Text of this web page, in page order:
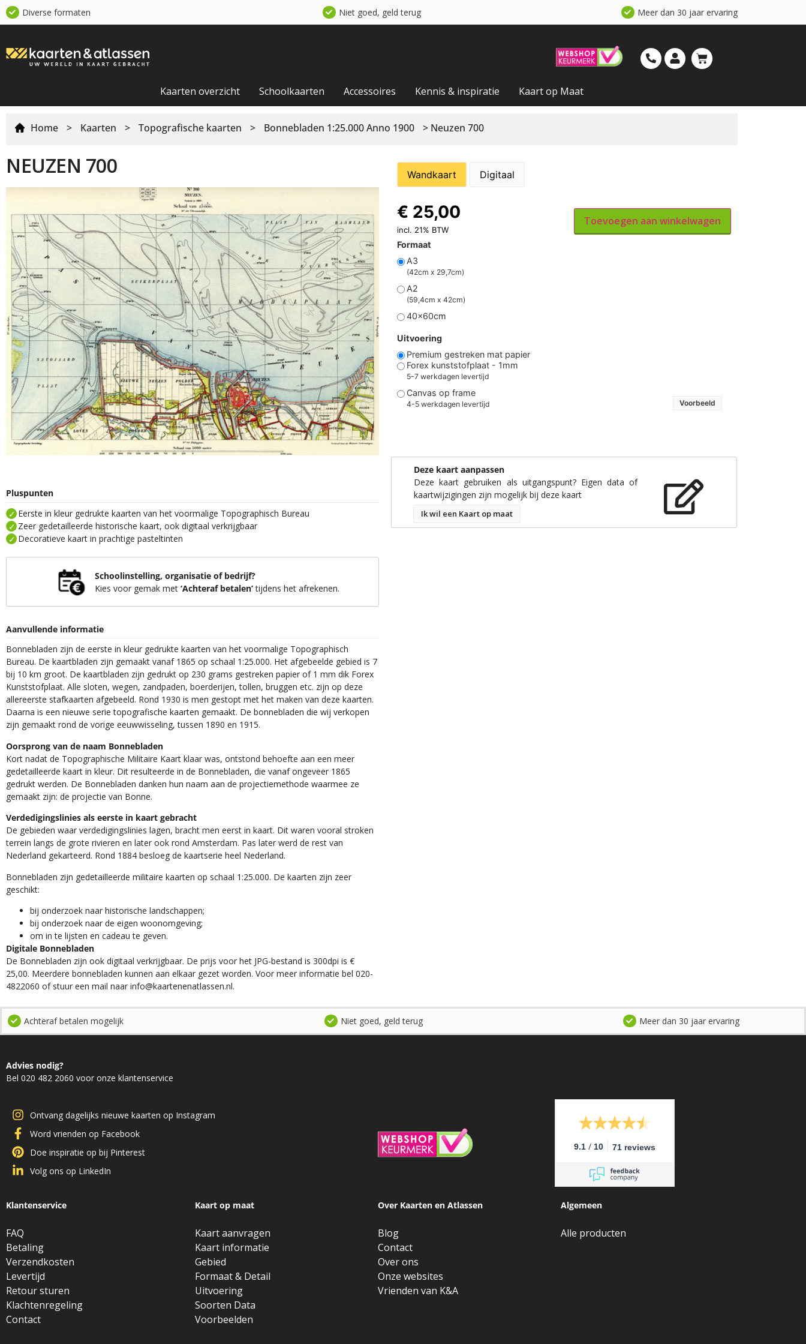
Diverse formaten Niet goed, geld terug Meer dan 30 jaar ervaring
Kaarten overzicht Schoolkaarten Accessoires Kennis & inspiratie Kaart op Maat
Home > Kaarten > Topografische kaarten > Bonnebladen 1:25.000 Anno 1900 > Neuzen 700
NEUZEN 700
Pluspunten
Eerste in kleur gedrukte kaarten van het voormalige Topographisch Bureau
Zeer gedetailleerde historische kaart, ook digitaal verkrijgbaar
Decoratieve kaart in prachtige pasteltinten
Schoolinstelling, organisatie of bedrijf?
Kies voor gemak met ‘Achteraf betalen’tijdens het afrekenen.
Aanvullende informatie
Bonnebladen zijn de eerste in kleur gedrukte kaarten van het voormalige Topographisch
Bureau. De kaartbladen zijn gemaakt vanaf 1865 op schaal 1:25.000. Het afgebeelde gebied is 7
bij 10 km groot. De kaartbladen zijn gedrukt op 230 grams gestreken papier of 1 mm dik Forex
Kunststofplaat. Alle sloten, wegen, zandpaden, boerderijen, tollen, bruggen etc. zijn op deze
allereerste stafkaarten afgebeeld. Rond 1930 is men gestopt met het maken van deze kaarten.
Daarna is een nieuwe serie topografische kaarten gemaakt. De bonnebladen die wij verkopen
zijn gemaakt rond de vorige eeuwwisseling, tussen 1890 en 1915.
Oorsprong van de naam Bonnebladen
Kort nadat de Topographische Militaire Kaart klaar was, ontstond behoefte aan een meer
gedetailleerde kaart in kleur. Dit resulteerde in de Bonnebladen, die vanaf ongeveer 1865
gedrukt werden. De Bonnebladen danken hun naam aan de projectiemethode waarmee ze
gemaakt zijn: de projectie van Bonne.
Verdedigingslinies als eerste in kaart gebracht
De gebieden waar verdedigingslinies lagen, bracht men eerst in kaart. Dit waren vooral stroken
terrein langs de grote rivieren en later ook rond Amsterdam. Pas later werd de rest van
Nederland gekarteerd. Rond 1884 besloeg de kaartserie heel Nederland.
Bonnebladen zijn gedetailleerde militaire kaarten op schaal 1:25.000. De kaarten zijn zeer
geschikt:​
​bij onderzoek naar historische landschappen;
bij onderzoek naar de eigen woonomgeving;
om in te lijsten en cadeau te geven.
Digitale Bonnebladen
De Bonnebladen zijn ook digitaal verkrijgbaar. De prijs voor het JPG-bestand is 300dpi is €
25,00. Meerdere bonnebladen kunnen aan elkaar gezet worden. Voor meer informatie bel 020-
4822060 of stuur een mail naar info@kaartenenatlassen.nl.
Wandkaart Digitaal
Formaat
A3
(42cm x 29,7cm)
A2
(59,4cm x 42cm)
40x60cm
Uitvoering
Premium gestreken mat papier
Forex kunststofplaat - 1mm
5-7 werkdagen levertijd
Canvas op frame
4-5 werkdagen levertijd Voorbeeld
€ 25,00
incl. 21% BTW
Toevoegen aan winkelwagen
Deze kaart aanpassen
Deze kaart gebruiken als uitgangspunt? Eigen data of
kaartwijzigingen zijn mogelijk bij deze kaart
Ik wil een Kaart op maat
Achteraf betalen mogelijk Niet goed, geld terug Meer dan 30 jaar ervaring
Advies nodig?
Bel 020 482 2060 voor onze klantenservice
Ontvang dagelijks nieuwe kaarten op Instagram
Word vrienden op Facebook
Doe inspiratie op bij Pinterest
Volg ons op LinkedIn
9.1 / 10 71 reviews
Klantenservice
FAQ
Betaling
Verzendkosten
Levertijd
Retour sturen
Klachtenregeling
Contact
Kaart op maat
Kaart aanvragen
Kaart informatie
Gebied
Formaat & Detail
Uitvoering
Soorten Data
Voorbeelden
Over Kaarten en Atlassen
Blog
Contact
Over ons
Onze websites
Vrienden van K&A
Algemeen
Alle producten